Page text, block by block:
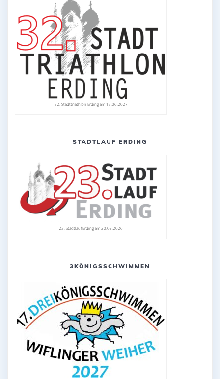
32. Stadttriathlon Erding am 13.06.2027
STADTLAUF ERDING
23. Stadtlauf Erding am 20.09.2026
3KÖNIGSSCHWIMMEN